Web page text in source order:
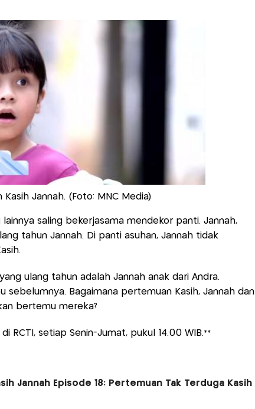
Kasih Jannah. (Foto: MNC Media)
lainnya saling bekerjasama mendekor panti. Jannah,
tahun Jannah. Di panti asuhan, Jannah tidak
ulang tahun adalah Jannah anak dari Andra.
sebelumnya. Bagaimana pertemuan Kasih, Jannah dan
bertemu mereka?
RCTI, setiap Senin-Jumat, pukul 14.00 WIB.**
Jannah Episode 18: Pertemuan Tak Terduga Kasih